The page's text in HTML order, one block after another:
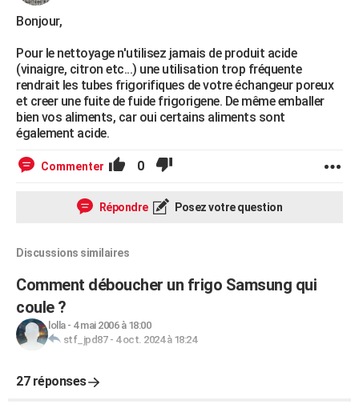
Bonjour,
Pour le nettoyage n'utilisez jamais de produit acide
(vinaigre, citron etc...) une utilisation trop fréquente
rendrait les tubes frigorifiques de votre échangeur poreux
et creer une fuite de fuide frigorigene. De même emballer
bien vos aliments, car oui certains aliments sont
également acide.
Commenter 0
Répondre Posez votre question
Discussions similaires
Comment déboucher un frigo Samsung qui
coule ?
lolla- 4 mai 2006 à 18:00
stf_jpd87- 4 oct. 2024 à 18:24
27 réponses